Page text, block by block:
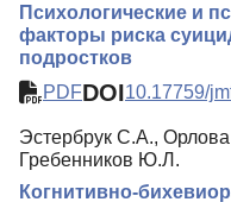
Психологические и
факторы риска
подростков
PDFDOI10.17759/
Эстербрук С.А.,
Гребенников Ю.Л.
Когнитивно-